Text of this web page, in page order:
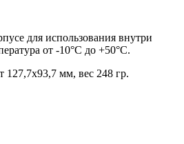
для использования внутри
от -10°С до +50°С.
127,7х93,7 мм, вес 248 гр.